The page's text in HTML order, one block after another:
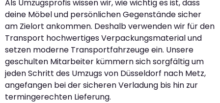
Als Umzugsprofis wissen wir, wie wichtig es ist, dass
deine Möbel und persönlichen Gegenstände sicher
am Zielort ankommen. Deshalb verwenden wir für den
Transport hochwertiges Verpackungsmaterial und
setzen moderne Transportfahrzeuge ein. Unsere
geschulten Mitarbeiter kümmern sich sorgfältig um
jeden Schritt des Umzugs von Düsseldorf nach Metz,
angefangen bei der sicheren Verladung bis hin zur
termingerechten Lieferung.